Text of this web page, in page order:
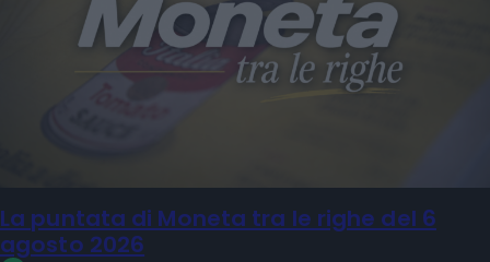
La puntata di Moneta tra le righe del 6
agosto 2026